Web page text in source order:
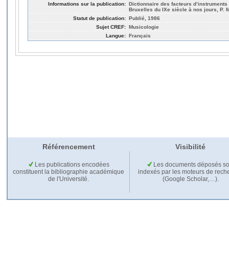
Informations sur la publication: Dictionnaire des facteurs
Bruxelles du IXe siècle à nos jours, P.
Statut de publication: Publié, 1986
Sujet CREF: Musicologie
Langue: Français
Référencement Visibilité
Les publications encodées
constituent la bibliographie académique
de l'Université.
Les documents déposés
indexés par les moteurs de
(Google Scholar,…).